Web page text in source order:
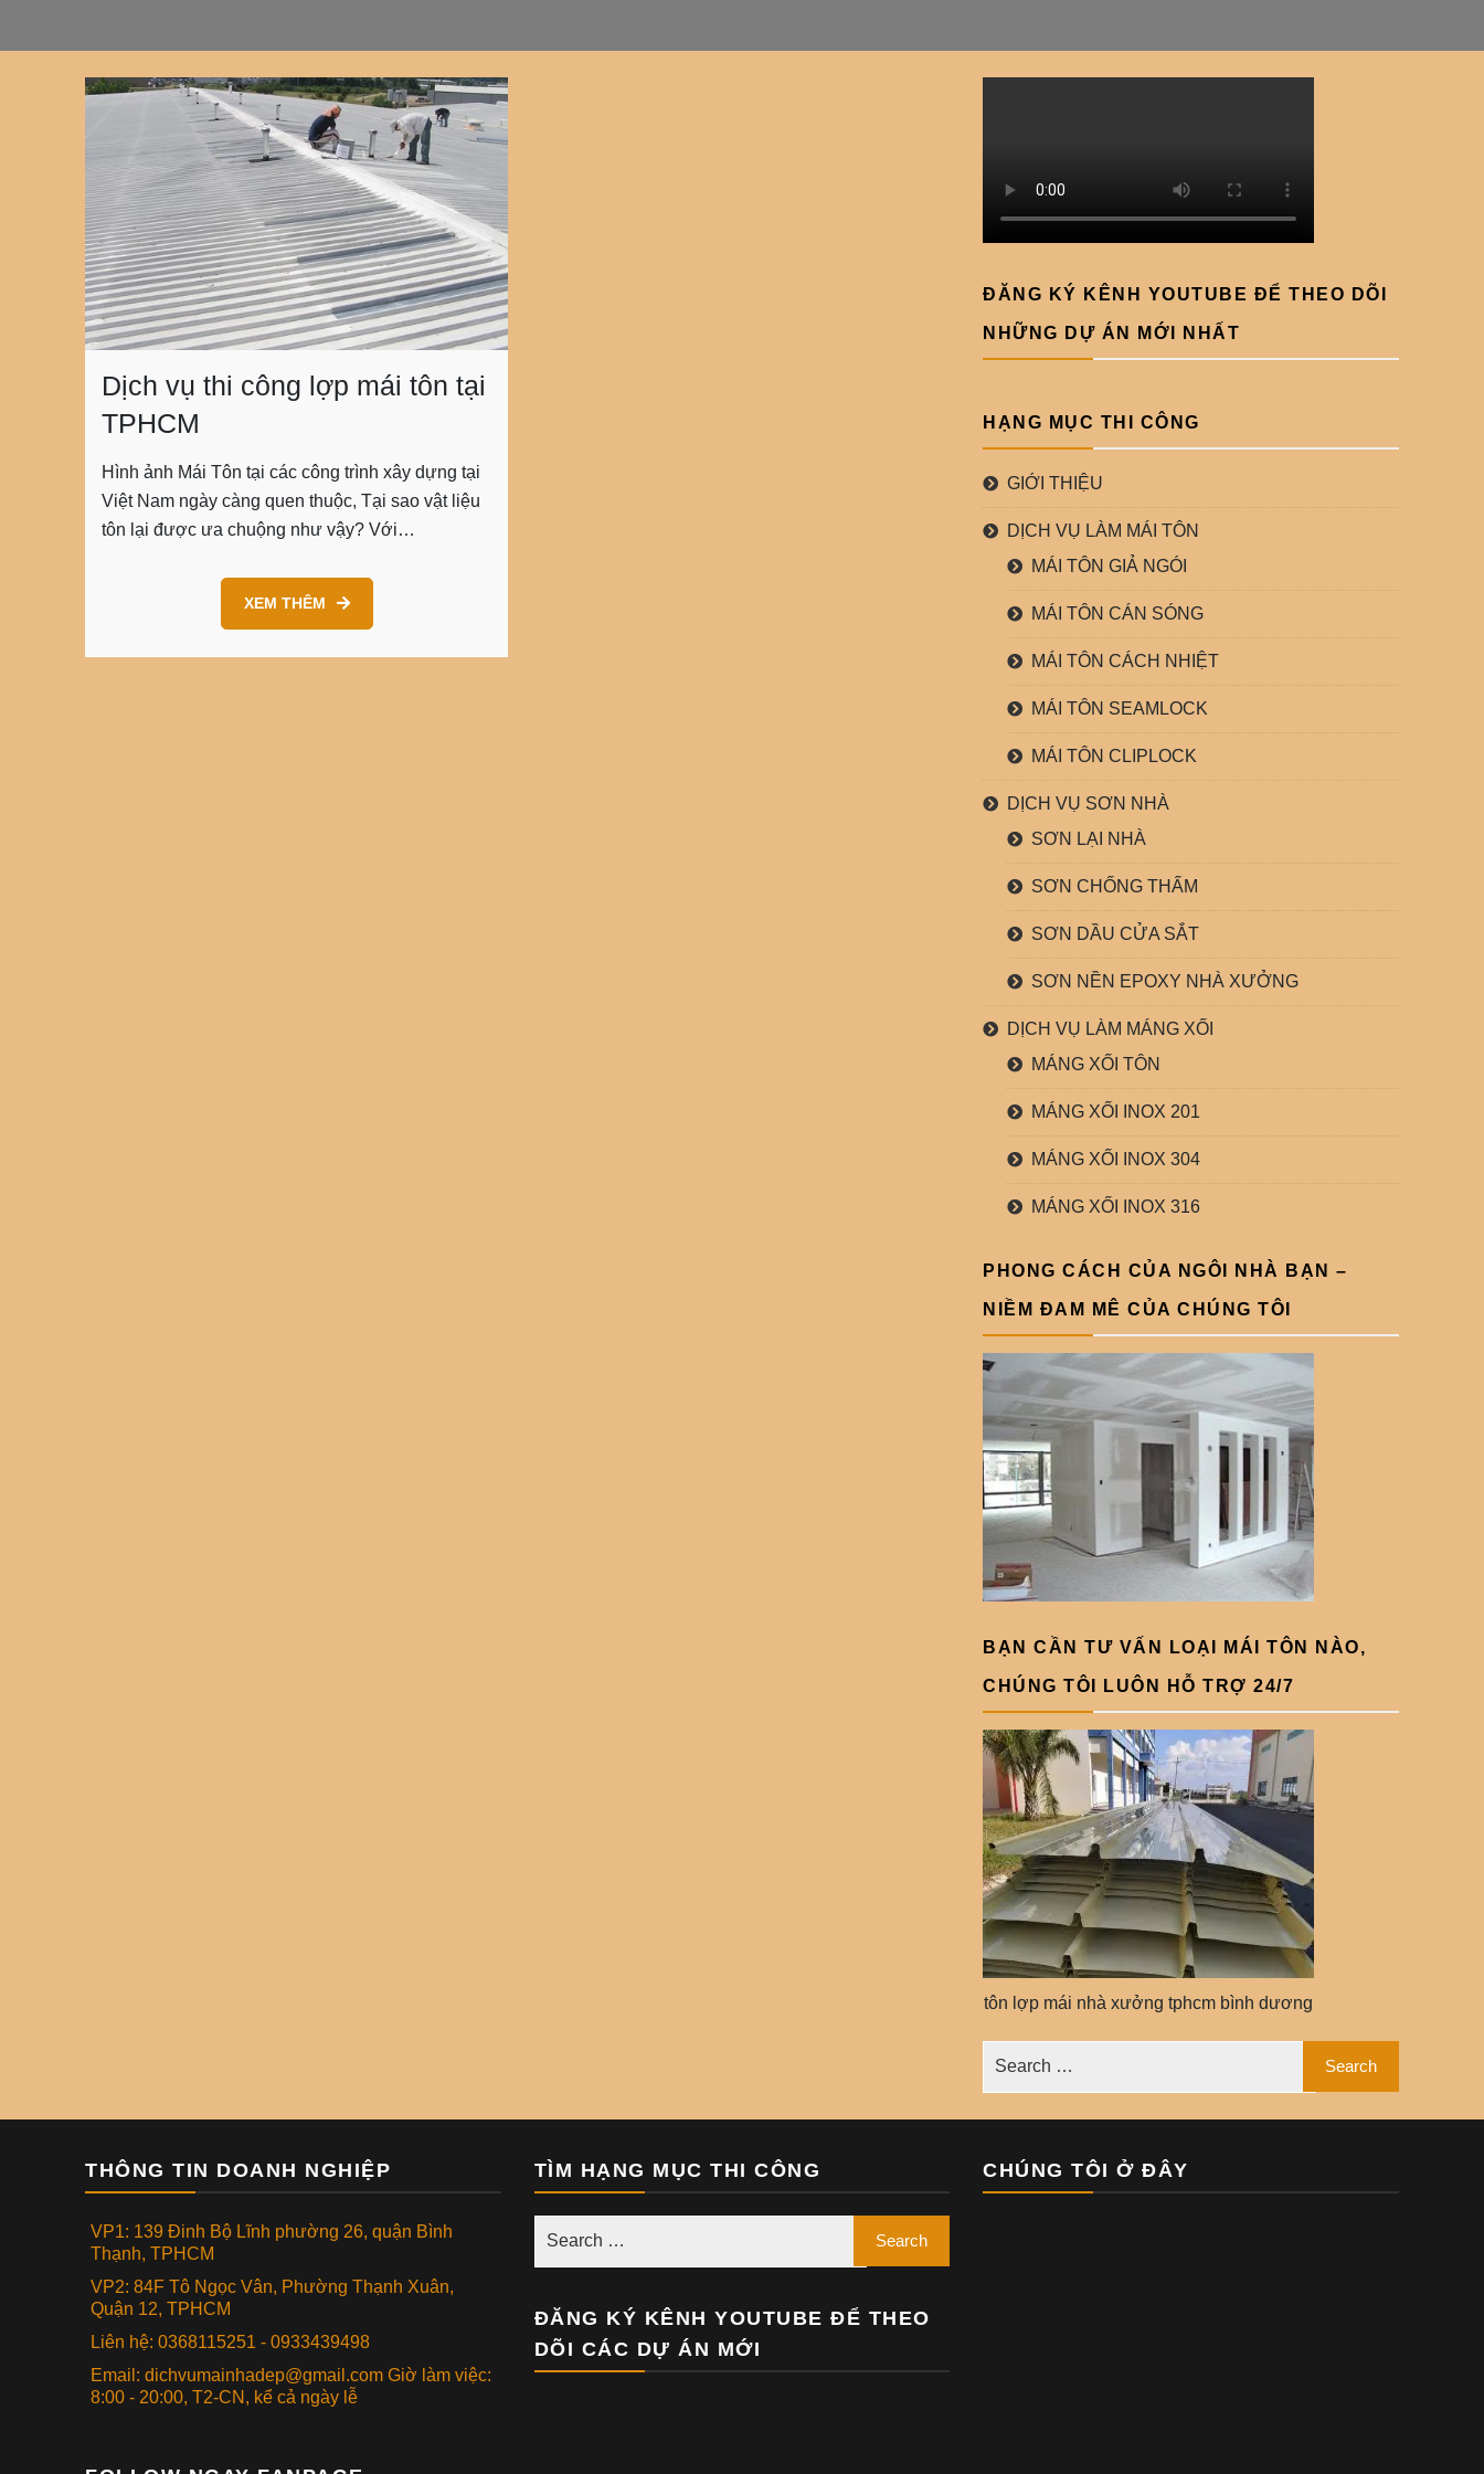
Dịch vụ thi công lợp mái tôn tại
TPHCM
Hình ảnh Mái Tôn tại các công trình xây dựng tại
Việt Nam ngày càng quen thuộc, Tại sao vật liệu
tôn lại được ưa chuộng như vậy? Với…
XEM THÊM
ĐĂNG KÝ KÊNH YOUTUBE ĐỂ THEO DÕI
NHỮNG DỰ ÁN MỚI NHẤT
HẠNG MỤC THI CÔNG
GIỚI THIỆU
DỊCH VỤ LÀM MÁI TÔN
MÁI TÔN GIẢ NGÓI
MÁI TÔN CÁN SÓNG
MÁI TÔN CÁCH NHIỆT
MÁI TÔN SEAMLOCK
MÁI TÔN CLIPLOCK
DỊCH VỤ SƠN NHÀ
SƠN LẠI NHÀ
SƠN CHỐNG THẤM
SƠN DẦU CỬA SẮT
SƠN NỀN EPOXY NHÀ XƯỞNG
DỊCH VỤ LÀM MÁNG XỐI
MÁNG XỐI TÔN
MÁNG XỐI INOX 201
MÁNG XỐI INOX 304
MÁNG XỐI INOX 316
PHONG CÁCH CỦA NGÔI NHÀ BẠN –
NIỀM ĐAM MÊ CỦA CHÚNG TÔI
BẠN CẦN TƯ VẤN LOẠI MÁI TÔN NÀO,
CHÚNG TÔI LUÔN HỖ TRỢ 24/7
tôn lợp mái nhà xưởng tphcm bình dương
THÔNG TIN DOANH NGHIỆP
VP1: 139 Đinh Bộ Lĩnh phường 26, quận Bình
Thạnh, TPHCM
VP2: 84F Tô Ngọc Vân, Phường Thạnh Xuân,
Quận 12, TPHCM
Liên hệ: 0368115251 - 0933439498
Email: dichvumainhadep@gmail.com Giờ làm việc:
8:00 - 20:00, T2-CN, kể cả ngày lễ
TÌM HẠNG MỤC THI CÔNG
ĐĂNG KÝ KÊNH YOUTUBE ĐỂ THEO
DÕI CÁC DỰ ÁN MỚI
CHÚNG TÔI Ở ĐÂY